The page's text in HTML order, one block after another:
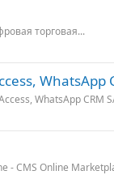
торговая...
WhatsApp
WhatsApp CRM
- CMS Online